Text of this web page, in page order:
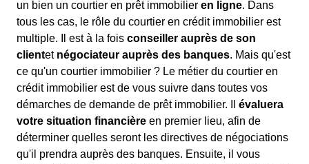
un bien un courtier en prêt immobilier en ligne. Dans
tous les cas, le rôle du courtier en crédit immobilier est
multiple. Il est à la fois conseiller auprès de son
clientet négociateur auprès des banques. Mais qu'est
ce qu'un courtier immobilier ? Le métier du courtier en
crédit immobilier est de vous suivre dans toutes vos
démarches de demande de prêt immobilier. Il évaluera
votre situation financière en premier lieu, afin de
déterminer quelles seront les directives de négociations
qu'il prendra auprès des banques. Ensuite, il vous